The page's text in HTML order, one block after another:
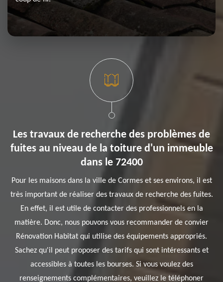
Les travaux de recherche des problèmes de
fuites au niveau de la toiture d'un immeuble
dans le 72400
Pour les maisons dans la ville de Cormes et ses environs, il est
très important de réaliser des travaux de recherche des fuites.
En effet, il est utile de contacter des professionnels en la
matière. Donc, nous pouvons vous recommander de convier
Rénovation Habitat qui utilise des équipements appropriés.
Sachez qu'il peut proposer des tarifs qui sont intéressants et
accessibles à toutes les bourses. Si vous voulez des
renseignements complémentaires, veuillez le téléphoner